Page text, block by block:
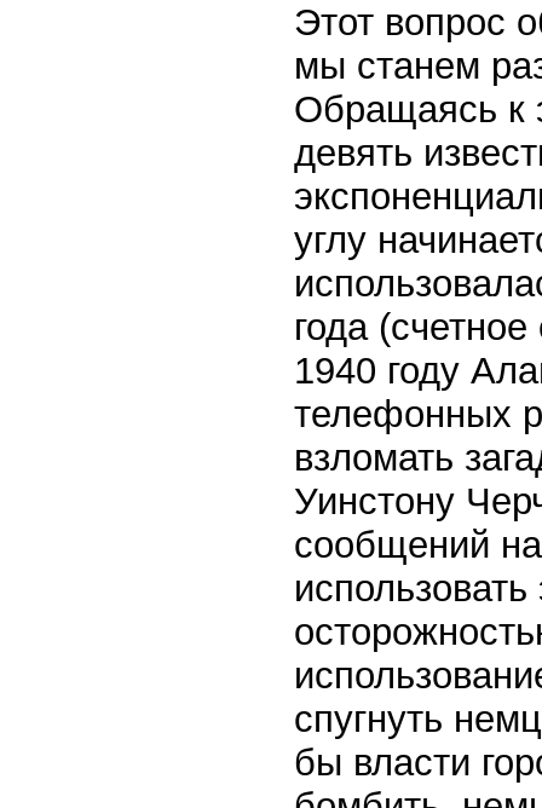
Этот вопрос
мы станем
Обращаясь к
девять
углу
года
1940 году
телефонных
взломать
Уинстону
сообщений
спугнуть
бы власти